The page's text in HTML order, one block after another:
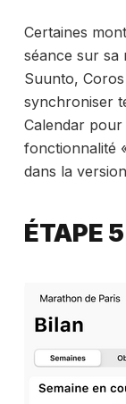
Certaines
séance sur sa
Suunto,
synchroniser
Calendar pour
fonctionnalité
dans la
ÉTAPE